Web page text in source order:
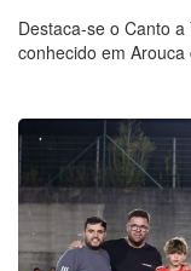
Destaca-se o Canto
conhecido em Arouca